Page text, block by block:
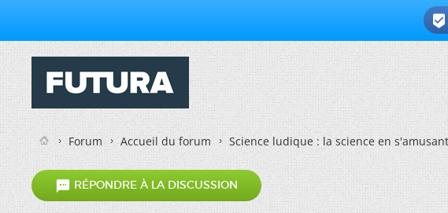

Forum Accueil du forum Science ludique : la science en s'amusant
 RÉPONDRE À LA DISCUSSION